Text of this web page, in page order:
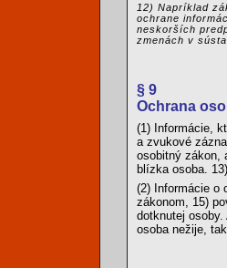
12) Napríklad
ochrane
neskorších
zmenách v
§ 9
Ochrana
(1) Informácie,
a zvukové
osobitný zákon,
blízka osoba.
(2) Informácie o
zákonom, 15)
dotknutej
osoba nežije,